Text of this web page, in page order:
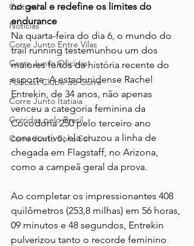
Cultural
Noticias
Corre Junto Entre Vilas
Corre Junto Oficinas
Podcast Clube do Corre
Corre Junto Itatiaia
Corridas pelo Brasil
Corre Junto Sol a Sol
no geral e redefine os limites do
endurance
Na quarta-feira do dia 6, o mundo do
trail running testemunhou um dos
maiores feitos da história recente do
esporte. A estadunidense Rachel
Entrekin, de 34 anos, não apenas
venceu a categoria feminina da
Cocodona 250 pelo terceiro ano
consecutivo; ela cruzou a linha de
chegada em Flagstaff, no Arizona,
como a campeã geral da prova.
Ao completar os impressionantes 408
quilômetros (253,8 milhas) em 56 horas,
09 minutos e 48 segundos, Entrekin
pulverizou tanto o recorde feminino